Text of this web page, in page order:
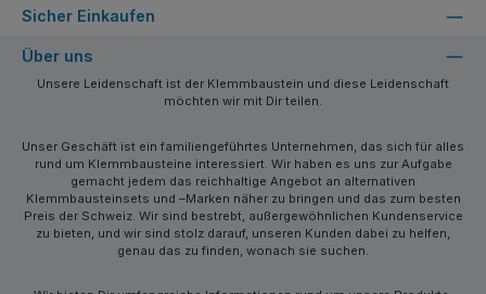
Sicher Einkaufen
Über uns
Unsere Leidenschaft ist der Klemmbaustein und diese Leidenschaft
möchten wir mit Dir teilen.
Unser Geschäft ist ein familiengeführtes Unternehmen, das sich für alles
rund um Klemmbausteine interessiert. Wir haben es uns zur Aufgabe
gemacht jedem das reichhaltige Angebot an alternativen
Klemmbausteinsets und –Marken näher zu bringen und das zum besten
Preis der Schweiz. Wir sind bestrebt, außergewöhnlichen Kundenservice
zu bieten, und wir sind stolz darauf, unseren Kunden dabei zu helfen,
genau das zu finden, wonach sie suchen.